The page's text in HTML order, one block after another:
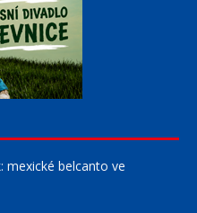
mexické belcanto ve